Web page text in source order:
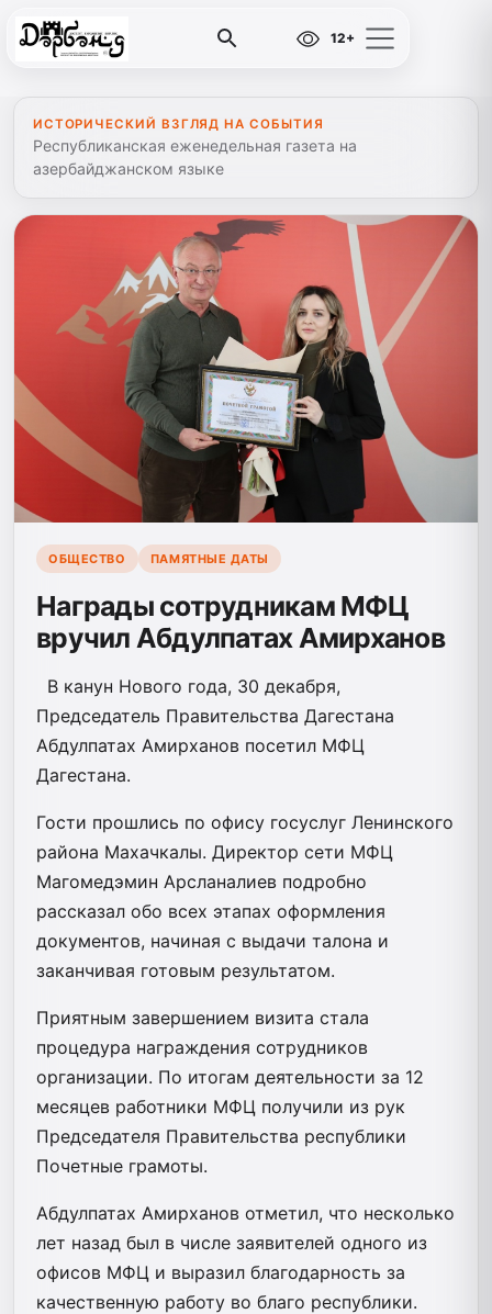
12+
ИСТОРИЧЕСКИЙ ВЗГЛЯД НА СОБЫТИЯ
Республиканская еженедельная газета на
азербайджанском языке
ОБЩЕСТВО ПАМЯТНЫЕ ДАТЫ
Награды сотрудникам МФЦ
вручил Абдулпатах Амирханов
В канун Нового года, 30 декабря,
Председатель Правительства Дагестана
Абдулпатах Амирханов посетил МФЦ
Дагестана.
Гости прошлись по офису госуслуг Ленинского
района Махачкалы. Директор сети МФЦ
Магомедэмин Арсланалиев подробно
рассказал обо всех этапах оформления
документов, начиная с выдачи талона и
заканчивая готовым результатом.
Приятным завершением визита стала
процедура награждения сотрудников
организации. По итогам деятельности за 12
месяцев работники МФЦ получили из рук
Председателя Правительства республики
Почетные грамоты.
Абдулпатах Амирханов отметил, что несколько
лет назад был в числе заявителей одного из
офисов МФЦ и выразил благодарность за
качественную работу во благо республики.